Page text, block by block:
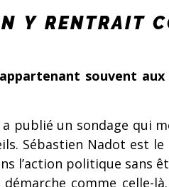
Y RENTRAIT
souvent
publié un sondage qui
Sébastien Nadot est
l’action politique sans
comme celle-